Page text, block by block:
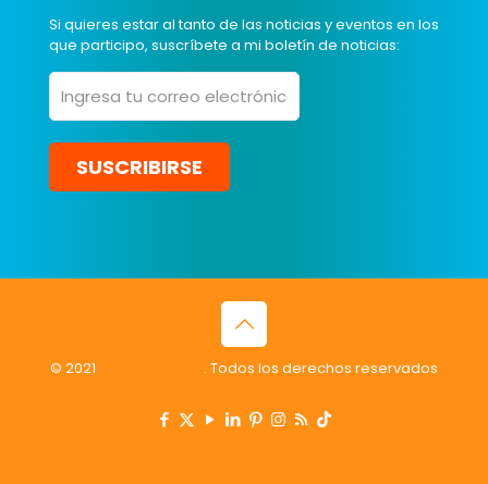
Si quieres estar al tanto de las noticias y eventos en los
que participo, suscríbete a mi boletín de noticias:
© 2021
. Todos los derechos reservados